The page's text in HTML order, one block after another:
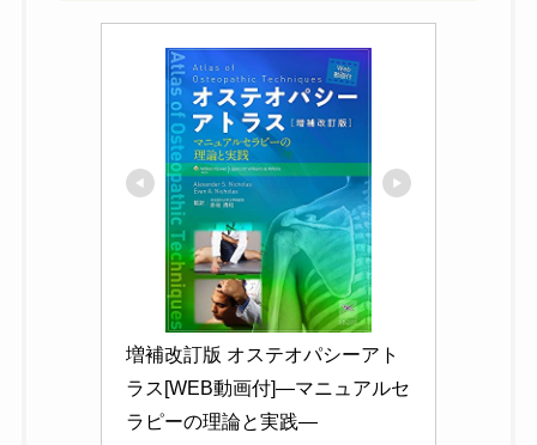
増補改訂版 オステオパシーアト
ラス[WEB動画付]―マニュアルセ
ラピーの理論と実践―